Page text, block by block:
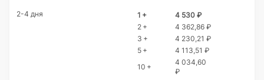
2-4 дня 1 +
4 530 ₽
2 +
4 362,86 ₽
3 +
4 230,21 ₽
5 +
4 113,51 ₽
10 +
4 034,60
₽